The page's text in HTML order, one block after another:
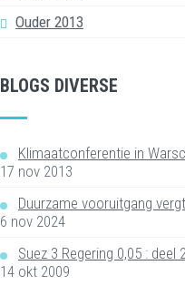
Ouder 2013
BLOGS DIVERSE
Klimaatconferentie in
17 nov 2013
Duurzame vooruitgang
6 nov 2024
Suez 3 Regering 0,05 : deel
14 okt 2009